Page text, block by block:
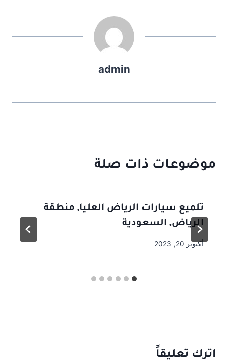
admin
موضوعات ذات صلة
تلميع سيارات الرياض العليا, منطقة
الرياض, السعودية
أكتوبر 20, 2023
اترك تعليقاً